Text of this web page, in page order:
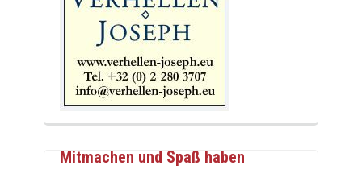
Mitmachen und Spaß haben